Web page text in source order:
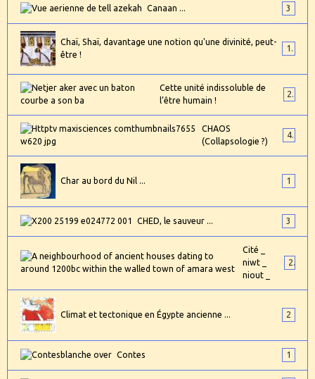
Canaan ... 3
Chaï, Shaï, davantage une notion qu'une divinité, peut-
être !
1
Cette unité indissoluble de
l’être humain !
2
CHAOS
(Collapsologie ?)
4
Char au bord du Nil ... 1
CHED, le sauveur ... 3
Cité _
niwt _
niout _
2
Climat et tectonique en Égypte ancienne ... 2
Contes 1